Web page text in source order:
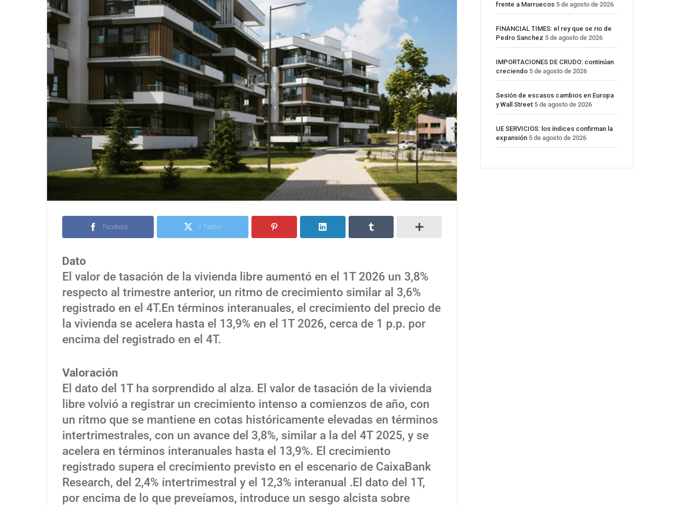
Facebook X Twitter
Dato
El valor de tasación de la vivienda libre aumentó en el 1T 2026 un 3,8%
respecto al trimestre anterior, un ritmo de crecimiento similar al 3,6%
registrado en el 4T.En términos interanuales, el crecimiento del precio de
la vivienda se acelera hasta el 13,9% en el 1T 2026, cerca de 1 p.p. por
encima del registrado en el 4T.
Valoración
El dato del 1T ha sorprendido al alza. El valor de tasación de la vivienda
libre volvió a registrar un crecimiento intenso a comienzos de año, con
un ritmo que se mantiene en cotas históricamente elevadas en términos
intertrimestrales, con un avance del 3,8%, similar a la del 4T 2025, y se
acelera en términos interanuales hasta el 13,9%. El crecimiento
registrado supera el crecimiento previsto en el escenario de CaixaBank
Research, del 2,4% intertrimestral y el 12,3% interanual .El dato del 1T,
por encima de lo que preveíamos, introduce un sesgo alcista sobre
frente a Marruecos 5 de agosto de 2026
FINANCIAL TIMES: el rey que se rio de
Pedro Sanchez 5 de agosto de 2026
IMPORTACIONES DE CRUDO: continúan
creciendo 5 de agosto de 2026
Sesión de escasos cambios en Europa
y Wall Street 5 de agosto de 2026
UE SERVICIOS: los índices confirman la
expansión 5 de agosto de 2026